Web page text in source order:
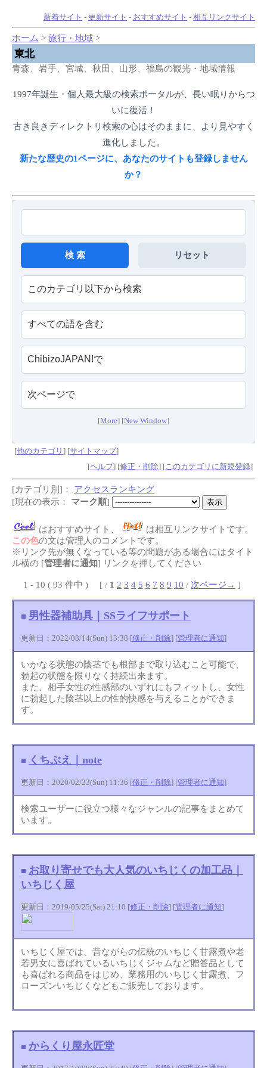
新着サイト - 更新サイト - おすすめサイト - 相互リンクサイト
ホーム > 旅行・地域 >
東北
青森、岩手、宮城、秋田、山形、福島の観光・地域情報
1997年誕生・個人最大級の検索ポータルが、長い眠りからつ
いに復活！
古き良きディレクトリ検索の心はそのままに、より見やすく
進化しました。
新たな歴史の1ページに、あなたのサイトも登録しません
か？
[More] [New Window]
[他のカテゴリ ] [サイトマップ]
[ヘルプ] [修正・削除] [ このカテゴリに新規登録]
[カテゴリ別]： アクセスランキング
[現在の表示：
マーク順]
はおすすめサイト、
は相互リンクサイトです。
この色の文は管理人のコメントです。
※リンク先が無くなっている等の問題がある場合にはタイト
ル横の [管理者に通知] リンクを押してください
1 - 10 ( 93 件中 ) [ / 1 2 3 4 5 6 7 8 9 10 / 次ページ→ ]
■ 男性器補助具｜SSライフサポート
更新日：2022/08/14(Sun) 13:38 [修正・削除] [管理者に通知]
いかなる状態の陰茎でも根部まで取り込むこと可能で、
勃起の状態を限りなく持続出来ます。
また、相手女性の性感部のいずれにもフィットし、女性
に勃起した陰茎以上の性的快感を与えることができま
す。
■ くちぶえ｜note
更新日：2020/02/23(Sun) 11:36 [修正・削除] [管理者に通知]
検索ユーザーに役立つ様々なジャンルの記事をまとめて
います。
■ お取り寄せでも大人気のいちじくの加工品｜
いちじく屋
更新日：2019/05/25(Sat) 21:10 [修正・削除] [管理者に通知]
いちじく屋では、昔ながらの伝統のいちじく甘露煮や老
若男女に喜ばれているいちじくジャムなど贈答品として
も喜ばれる商品をはじめ、業務用のいちじく甘露煮、フ
ローズンいちじくなどもご販売しております。
■ からくり屋永匠堂